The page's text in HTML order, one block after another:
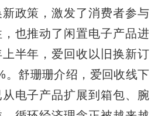
策，激发了消费者参与
也推动了闲置电子产品进
半年，爱回收以旧换新订
。舒珊珊介绍，爱回收线下
电子产品扩展到箱包、腕